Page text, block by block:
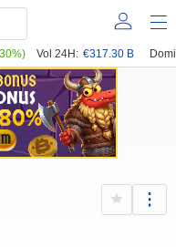
Vol 24H: €317.30 B